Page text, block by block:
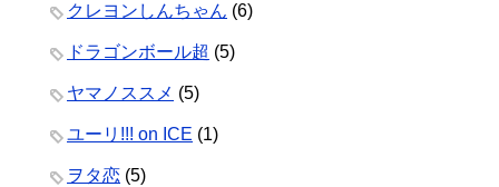
クレヨンしんちゃん (6)
ドラゴンボール超 (5)
ヤマノススメ (5)
ユーリ!!! on ICE (1)
ヲタ恋 (5)